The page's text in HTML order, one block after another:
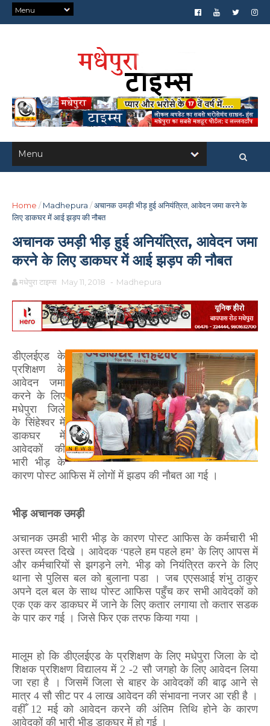
Home / Madhepura /अचानक उमड़ी भीड़ हुई अनियंत्रित, आवेदन जमा करने के
लिए डाकघर में आई झड़प की नौबत
अचानक उमड़ी भीड़ हुई अनियंत्रित, आवेदन जमा
करने के लिए डाकघर में आई झड़प की नौबत
मधेपुरा टाइम्स May 11, 2018 - Madhepura
डीएलईएड के
प्रशिक्षण के
आवेदन जमा
करने के लिए
मधेपुरा जिले
के सिंहेश्वर में
डाकघर में
आवेदकों की
भारी भीड़ के
कारण पोस्ट आफिस में लोगों में झडप की नौबत आ गई ।
भीड़ अचानक उमड़ी
अचानक उमडी भारी भीड़ के कारण पोस्ट आफिस के कर्मचारी भी
अस्त व्यस्त दिखे । आवेदक ‘पहले हम पहले हम’ के लिए आपस में
और कर्मचारियों से झगड़ने लगे. भीड़ को नियंत्रित करने के लिए
थाना से पुलिस बल को बुलाना पडा । जब एएसआई शंभु ठाकुर
अपने दल बल के साथ पोस्ट आफिस पहुँच कर सभी आवेदकों को
एक एक कर डाकघर में जाने के लिए कतार लगाया तो कतार सडक
के पार कर गई । जिसे फिर एक तरफ किया गया ।
मालूम हो कि डीएलईएड के प्रशिक्षण के लिए मधेपुरा जिला के दो
शिक्षक प्रशिक्षण विद्यालय में 2 -2सौ जगहो के लिए आवेदन लिया
जा रहा है । जिसमें जिला से बाहर के आवेदकों की बाढ़ आने से
मात्र4सौ सीट पर4लाख आवेदन की संभावना नजर आ रही है ।
वहीँ 12मई को आवेदन करने की अंतिम तिथि होने के कारण
आवेदकों की भारी भीड़ डाकघर में हो गई ।